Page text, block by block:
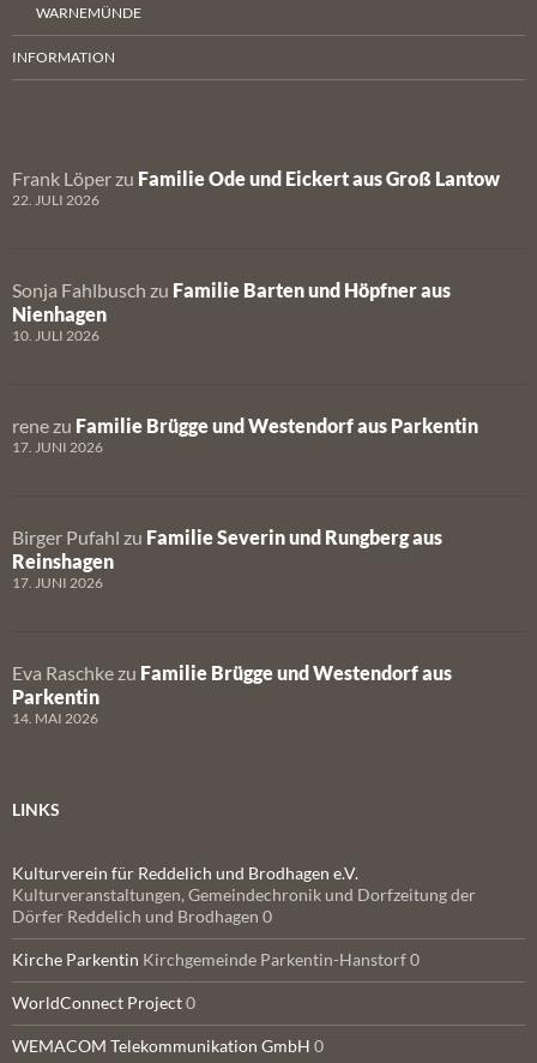
WARNEMÜNDE
INFORMATION
Frank Löper zu Familie Ode und Eickert aus Groß Lantow
22. JULI 2026
Sonja Fahlbusch zu Familie Barten und Höpfner aus
Nienhagen
10. JULI 2026
rene zu Familie Brügge und Westendorf aus Parkentin
17. JUNI 2026
Birger Pufahl zu Familie Severin und Rungberg aus
Reinshagen
17. JUNI 2026
Eva Raschke zu Familie Brügge und Westendorf aus
Parkentin
14. MAI 2026
LINKS
Kulturverein für Reddelich und Brodhagen e.V.
Kulturveranstaltungen, Gemeindechronik und Dorfzeitung der
Dörfer Reddelich und Brodhagen 0
Kirche Parkentin Kirchgemeinde Parkentin-Hanstorf 0
WorldConnect Project0
WEMACOM Telekommunikation GmbH 0